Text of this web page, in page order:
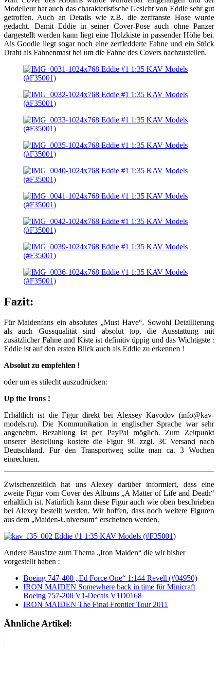
Modelleur hat auch das charakteristische Gesicht von Eddie sehr gut
getroffen. Auch an Details wie z.B. die zerfranste Hose wurde
gedacht. Damit Eddie in seiner Cover-Pose auch ohne Panzer
dargestellt werden kann liegt eine Holzkiste in passender Höhe bei.
Als Goodie liegt sogar noch eine zerfledderte Fahne und ein Stück
Draht als Fahnenmast bei um die Fahne des Covers nachzustellen.
Fazit:
Für Maidenfans ein absolutes „Must Have“. Sowohl Detaillierung
als auch Gussqualität sind absolut top, die Ausstattung mit
zusätzlicher Fahne und Kiste ist definitiv üppig und das Wichtigste :
Eddie ist auf den ersten Blick auch als Eddie zu erkennen !
Absolut zu empfehlen !
oder um es stilecht auszudrücken:
Up the Irons !
Erhältlich ist die Figur direkt bei Alexsey Kavodov (info@kav-
models.ru). Die Kommunikation in englischer Sprache war sehr
angenehm. Bezahlung ist per PayPal möglich. Zum Zeitpunkt
unserer Bestellung kostete die Figur 9€ zzgl. 3€ Versand nach
Deutschland. Für den Transportweg sollte man ca. 3 Wochen
einrechnen.
Zwischenzeitlich hat uns Alexey darüber informiert, dass eine
zweite Figur vom Cover des Albums „A Matter of Life and Death“
erhältlich ist. Natürlich kann diese Figur auch wie oben beschrieben
bei Alexey bestellt werden. Wir hoffen, dass noch weitere Figuren
aus dem „Maiden-Universum“ erscheinen werden.
Andere Bausätze zum Thema „Iron Maiden“ die wir bisher
vorgestellt haben :
Boeing 747-400 „Ed Force One“ 1:144 Revell (#04950)
IRON MAIDEN Somewhere back in time für Minicraft
Boeing 757-200 V1-Decals V1D0168
IRON MAIDEN The Final Frontier Tour 2011
Ähnliche Artikel: